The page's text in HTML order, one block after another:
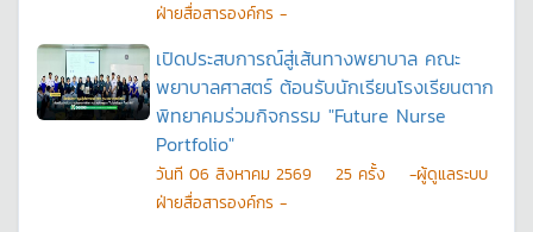
ฝ่ายสื่อสารองค์กร -
เปิดประสบการณ์สู่เส้นทางพยาบาล คณะ
พยาบาลศาสตร์ ต้อนรับนักเรียนโรงเรียนตาก
พิทยาคมร่วมกิจกรรม "Future Nurse
Portfolio"
วันที 06 สิงหาคม 2569 25 ครั้ง
-ผู้ดูแลระบบ
ฝ่ายสื่อสารองค์กร -